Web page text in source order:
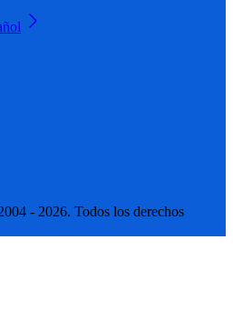
- 2026. Todos los derechos